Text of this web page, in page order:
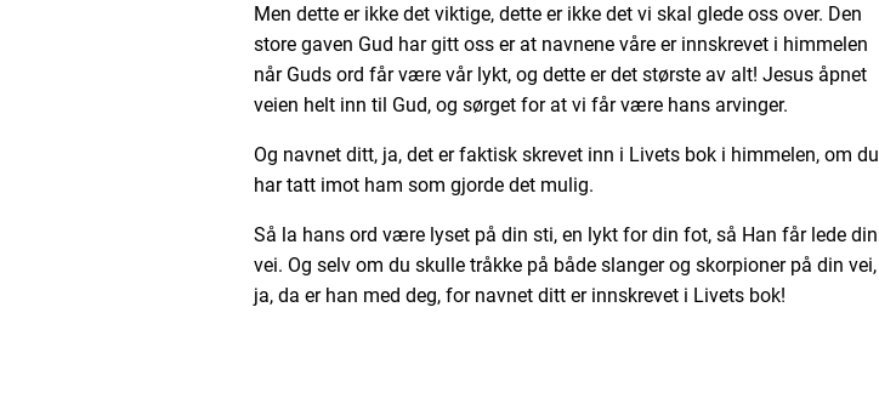
Men dette er ikke det viktige, dette er ikke det vi skal glede oss over. Den
store gaven Gud har gitt oss er at navnene våre er innskrevet i himmelen
når Guds ord får være vår lykt, og dette er det største av alt! Jesus åpnet
veien helt inn til Gud, og sørget for at vi får være hans arvinger.
Og navnet ditt, ja, det er faktisk skrevet inn i Livets bok i himmelen, om du
har tatt imot ham som gjorde det mulig.
Så la hans ord være lyset på din sti, en lykt for din fot, så Han får lede din
vei. Og selv om du skulle tråkke på både slanger og skorpioner på din vei,
ja, da er han med deg, for navnet ditt er innskrevet i Livets bok!